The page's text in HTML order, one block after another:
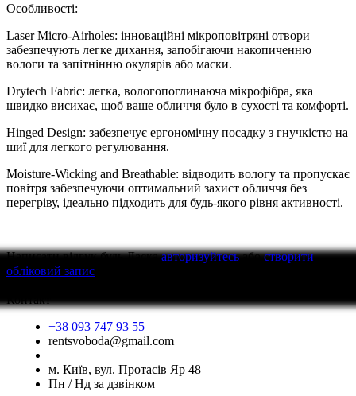
Особливості:
Laser Micro-Airholes: інноваційні мікроповітряні отвори
забезпечують легке дихання, запобігаючи накопиченню
вологи та запітнінню окулярів або маски.
Drytech Fabric: легка, вологопоглинаюча мікрофібра, яка
швидко висихає, щоб ваше обличчя було в сухості та комфорті.
Hinged Design: забезпечує ергономічну посадку з гнучкістю на
шиї для легкого регулювання.
Moisture-Wicking and Breathable: відводить вологу та пропускає
повітря забезпечуючи оптимальний захист обличчя без
перегріву, ідеально підходить для будь-якого рівня активності.
Написати відгукбудь Ласкаавторизуйтесьабостворити
обліковий запис
Контакт
+38 093 747 93 55
rentsvoboda@gmail.com
м. Київ, вул. Протасів Яр 48
Пн / Нд за дзвінком